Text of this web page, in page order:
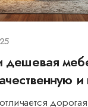
дешевая
и